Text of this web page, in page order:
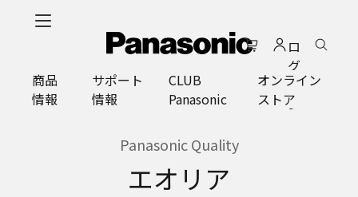
ロ
グ
イ
ン
商品
情報
サポート
情報
CLUB
Panasonic
オンライン
ストア
Panasonic Quality
エオリア